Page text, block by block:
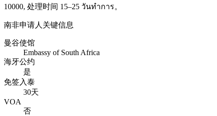
10000, 处理时间 15–25 วันทำการ。
南非申请人关键信息
曼谷使馆
Embassy of South Africa
海牙公约
是
免签入泰
30天
VOA
否